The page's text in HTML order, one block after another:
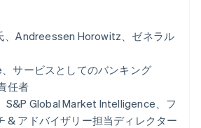
2026
インフラをどのように構築しているかを
ださい
、Andreessen Horowitz、ゼネラル
サービスとしてのバンキング
任者
S&P Global Market Intelligence、フ
& アドバイザリー担当ディレクター